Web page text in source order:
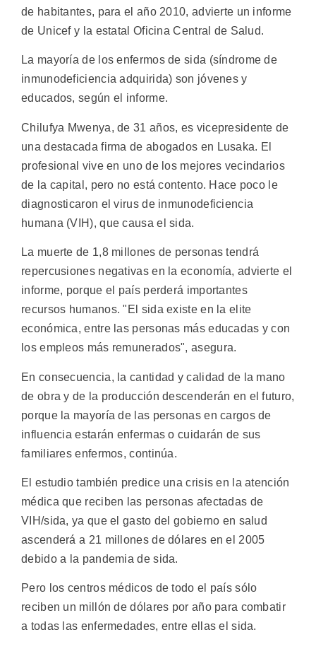
de habitantes, para el año 2010, advierte un informe
de Unicef y la estatal Oficina Central de Salud.
La mayoría de los enfermos de sida (síndrome de
inmunodeficiencia adquirida) son jóvenes y
educados, según el informe.
Chilufya Mwenya, de 31 años, es vicepresidente de
una destacada firma de abogados en Lusaka. El
profesional vive en uno de los mejores vecindarios
de la capital, pero no está contento. Hace poco le
diagnosticaron el virus de inmunodeficiencia
humana (VIH), que causa el sida.
La muerte de 1,8 millones de personas tendrá
repercusiones negativas en la economía, advierte el
informe, porque el país perderá importantes
recursos humanos. "El sida existe en la elite
económica, entre las personas más educadas y con
los empleos más remunerados", asegura.
En consecuencia, la cantidad y calidad de la mano
de obra y de la producción descenderán en el futuro,
porque la mayoría de las personas en cargos de
influencia estarán enfermas o cuidarán de sus
familiares enfermos, continúa.
El estudio también predice una crisis en la atención
médica que reciben las personas afectadas de
VIH/sida, ya que el gasto del gobierno en salud
ascenderá a 21 millones de dólares en el 2005
debido a la pandemia de sida.
Pero los centros médicos de todo el país sólo
reciben un millón de dólares por año para combatir
a todas las enfermedades, entre ellas el sida.